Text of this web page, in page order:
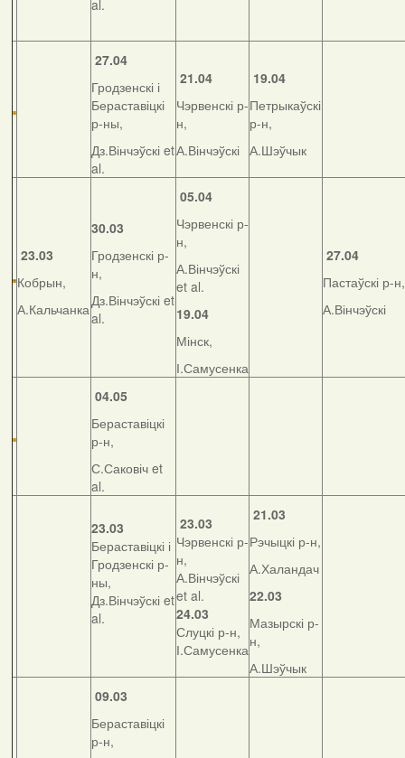
al.
27.04
Гродзенскі і
Бераставіцкі
р-ны,
Дз.Вінчэўскі et
al.
21.04
Чэрвенскі р-
н,
А.Вінчэўскі
19.04
Петрыкаўскі
р-н,
А.Шэўчык
23.03
Кобрын,
А.Кальчанка
30.03
Гродзенскі р-
н,
Дз.Вінчэўскі et
al.
05.04
Чэрвенскі р-
н,
А.Вінчэўскі
et al.
19.04
Мінск,
І.Самусенка
27.04
Пастаўскі р-н,
А.Вінчэўскі
04.05
Бераставіцкі
р-н,
С.Саковіч et
al.
23.03
Бераставіцкі і
Гродзенскі р-
ны,
Дз.Вінчэўскі et
al.
23.03
Чэрвенскі р-
н,
А.Вінчэўскі
et al.
24.03
Слуцкі р-н,
І.Самусенка
21.03
Рэчыцкі р-н,
А.Халандач
22.03
Мазырскі р-
н,
А.Шэўчык
09.03
Бераставіцкі
р-н,